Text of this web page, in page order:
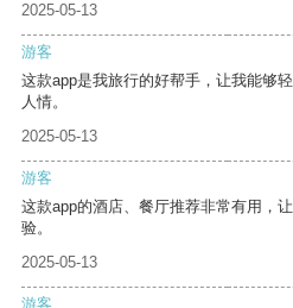
2025-05-13
游客
这款app是我旅行的好帮手，让我能够
人情。
2025-05-13
游客
这款app的酒店、餐厅推荐非常有用，
验。
2025-05-13
游客